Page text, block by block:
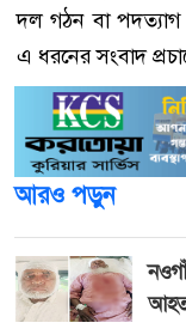
দল গঠন বা পদত্যাগ
এ ধরনের সংবাদ
আরও পড়ুন